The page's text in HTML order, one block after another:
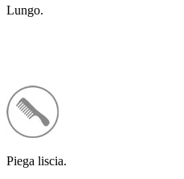
Lungo.
Piega liscia.